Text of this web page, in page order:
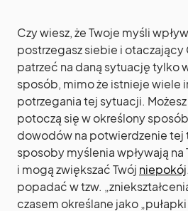
Czy wiesz, że Twoje myśli
postrzegasz siebie i otaczający
patrzeć na daną sytuację tylko
sposób, mimo że istnieje wiele
potrzegania tej sytuacji.
potoczą się w określony
dowodów na potwierdzenie tej
sposoby myślenia wpływają
i mogą zwiększać Twój niepokój
popadać w tzw.
czasem określane jako